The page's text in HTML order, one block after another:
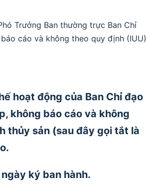
Trưởng Ban thường trực Ban Chỉ
cáo và không theo quy định (IUU)
hoạt động của Ban Chỉ đạo
không báo cáo và không
thủy sản (sau đây gọi tắt là
ký ban hành.